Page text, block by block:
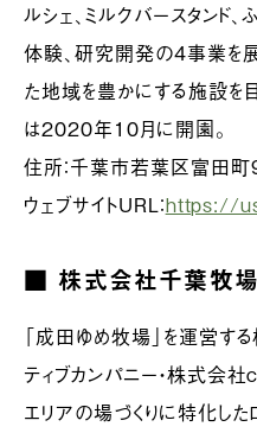
ルシェ、ミルクバースタンド
体験、研究開発の4事業を
た地域を豊かにする施設を
は2020年10月に開園。
住所：千葉市若葉区富田
ウェブサイトURL：https://
■ 株式会社千葉牧
「成田ゆめ牧場」を運営す
ティブカンパニー・株式会
エリアの場づくりに特化した